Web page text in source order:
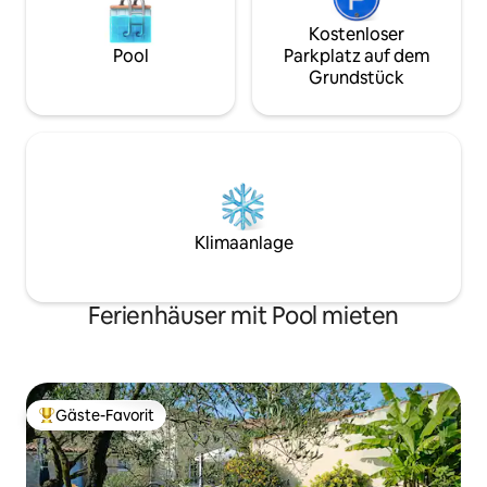
Pool
Kostenloser
Parkplatz auf dem
Grundstück
Klimaanlage
Ferienhäuser mit Pool mieten
Beliebter Gäste-Favorit.
Gäste-Favorit